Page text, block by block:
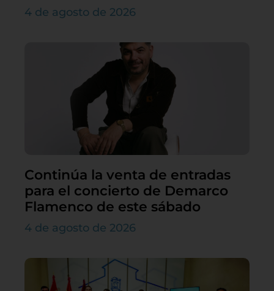
4 de agosto de 2026
Continúa la venta de entradas
para el concierto de Demarco
Flamenco de este sábado
4 de agosto de 2026